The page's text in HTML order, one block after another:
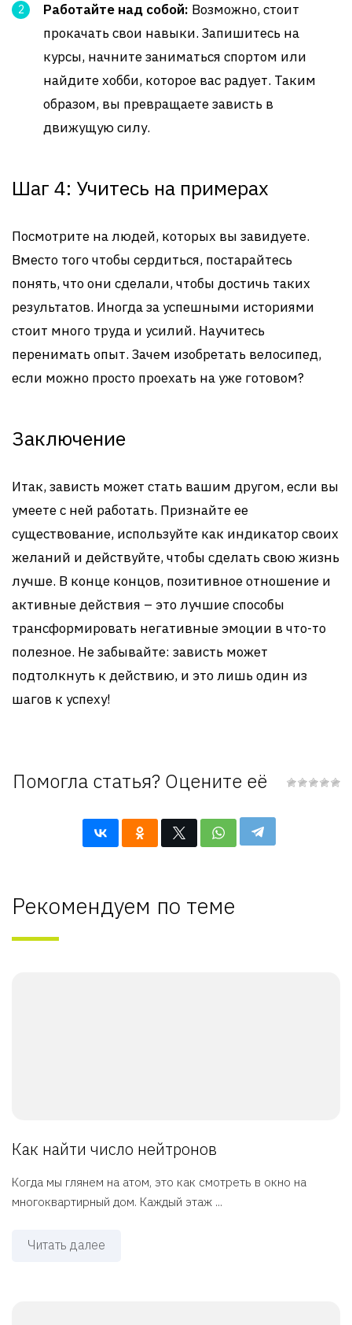
Работайте над собой: Возможно, стоит
прокачать свои навыки. Запишитесь на
курсы, начните заниматься спортом или
найдите хобби, которое вас радует. Таким
образом, вы превращаете зависть в
движущую силу.
Шаг 4: Учитесь на примерах
Посмотрите на людей, которых вы завидуете.
Вместо того чтобы сердиться, постарайтесь
понять, что они сделали, чтобы достичь таких
результатов. Иногда за успешными историями
стоит много труда и усилий. Научитесь
перенимать опыт. Зачем изобретать велосипед,
если можно просто проехать на уже готовом?
Заключение
Итак, зависть может стать вашим другом, если вы
умеете с ней работать. Признайте ее
существование, используйте как индикатор своих
желаний и действуйте, чтобы сделать свою жизнь
лучше. В конце концов, позитивное отношение и
активные действия – это лучшие способы
трансформировать негативные эмоции в что-то
полезное. Не забывайте: зависть может
подтолкнуть к действию, и это лишь один из
шагов к успеху!
Помогла статья? Оцените её
Рекомендуем по теме
Как найти число нейтронов
Когда мы глянем на атом, это как смотреть в окно на
многоквартирный дом. Каждый этаж ...
Читать далее